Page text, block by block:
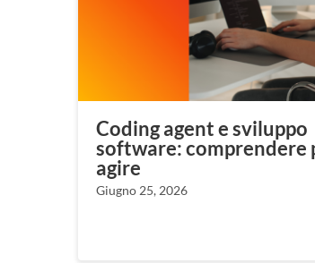
Coding agent e sviluppo
software: comprendere
agire
Giugno 25, 2026